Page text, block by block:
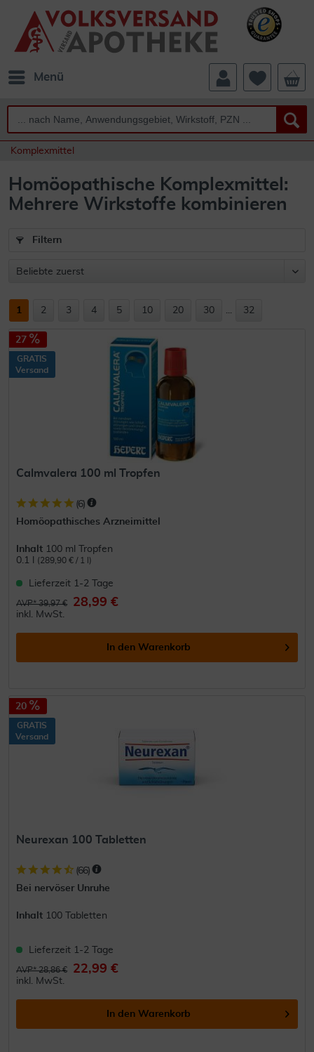
Menü
Komplexmittel
Homöopathische Komplexmittel:
Mehrere Wirkstoffe kombinieren
Filtern
1 2 3 4 5 10 20 30 ... 32
27
GRATIS
Versand
Calmvalera 100 ml Tropfen
(6)
Homöopathisches Arzneimittel
Inhalt 100 ml Tropfen
0.1 l
(289,90 € / 1 l)
Lieferzeit 1-2 Tage
AVP* 39,97 € 28,99 €
inkl. MwSt.
In den Warenkorb
20
GRATIS
Versand
Neurexan 100 Tabletten
(66)
Bei nervöser Unruhe
Inhalt 100 Tabletten
Lieferzeit 1-2 Tage
AVP* 28,86 € 22,99 €
inkl. MwSt.
In den Warenkorb